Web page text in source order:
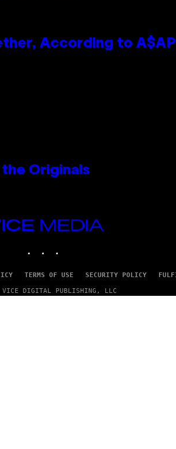
According to
Originals
TERMS OF USE SECURITY POLICY
DIGITAL PUBLISHING, LLC